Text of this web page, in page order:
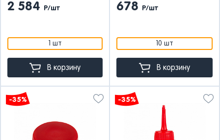
2 584 Р/шт
1 шт
В корзину
678 Р/шт
10 шт
В корзину
-35% -35%